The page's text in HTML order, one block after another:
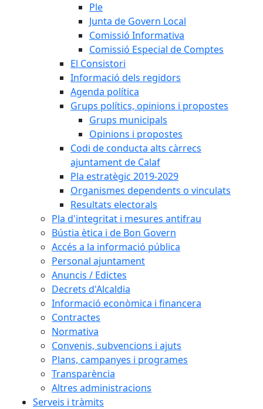
Ple
Junta de Govern Local
Comissió Informativa
Comissió Especial de Comptes
El Consistori
Informació dels regidors
Agenda política
Grups polítics, opinions i propostes
Grups municipals
Opinions i propostes
Codi de conducta alts càrrecs
ajuntament de Calaf
Pla estratègic 2019-2029
Organismes dependents o vinculats
Resultats electorals
Pla d'integritat i mesures antifrau
Bústia ètica i de Bon Govern
Accés a la informació pública
Personal ajuntament
Anuncis / Edictes
Decrets d'Alcaldia
Informació econòmica i financera
Contractes
Normativa
Convenis, subvencions i ajuts
Plans, campanyes i programes
Transparència
Altres administracions
Serveis i tràmits